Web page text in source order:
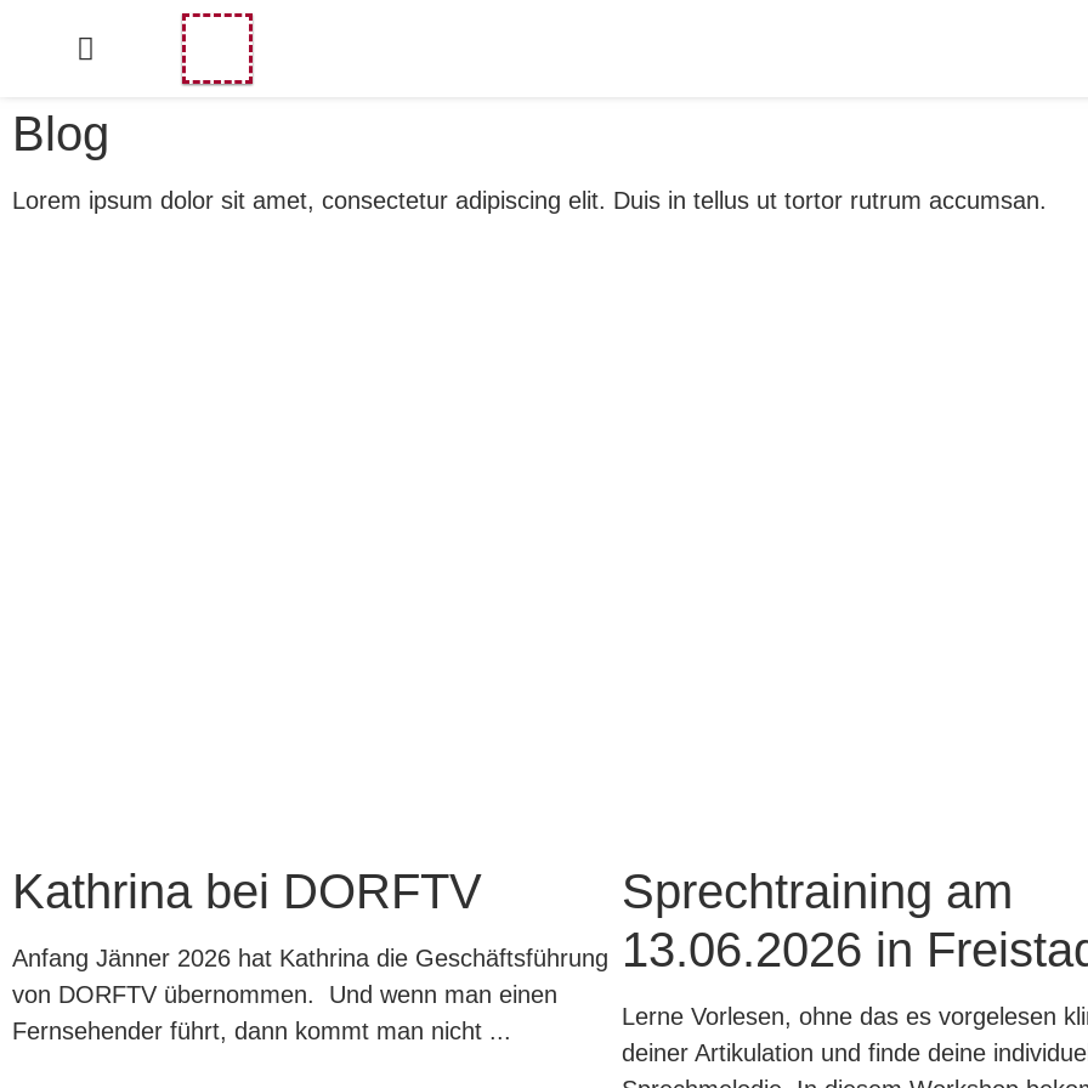
Blog
Lorem ipsum dolor sit amet, consectetur adipiscing elit. Duis in tellus ut tortor rutrum accumsan.
Kathrina bei DORFTV
Anfang Jänner 2026 hat Kathrina die Geschäftsführung
von DORFTV übernommen. Und wenn man einen
Fernsehender führt, dann kommt man nicht ...
Sprechtraining am
13.06.2026 in
Lerne Vorlesen, ohne das es vorgelesen
deiner Artikulation und finde deine